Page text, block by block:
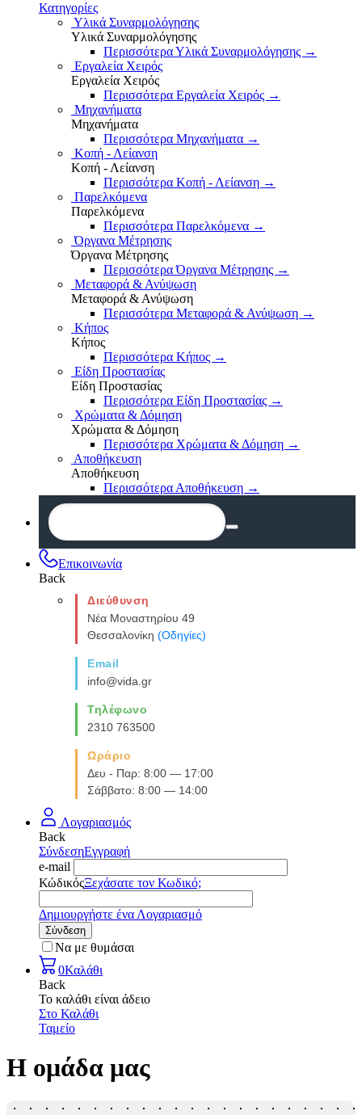
Κατηγορίες
Υλικά Συναρμολόγησης
Υλικά Συναρμολόγησης
Περισσότερα Υλικά Συναρμολόγησης →
Εργαλεία Χειρός
Εργαλεία Χειρός
Περισσότερα Εργαλεία Χειρός →
Μηχανήματα
Μηχανήματα
Περισσότερα Μηχανήματα →
Κοπή - Λείανση
Κοπή - Λείανση
Περισσότερα Κοπή - Λείανση →
Παρελκόμενα
Παρελκόμενα
Περισσότερα Παρελκόμενα →
Όργανα Μέτρησης
Όργανα Μέτρησης
Περισσότερα Όργανα Μέτρησης →
Μεταφορά & Ανύψωση
Μεταφορά & Ανύψωση
Περισσότερα Μεταφορά & Ανύψωση →
Κήπος
Κήπος
Περισσότερα Κήπος →
Είδη Προστασίας
Είδη Προστασίας
Περισσότερα Είδη Προστασίας →
Χρώματα & Δόμηση
Χρώματα & Δόμηση
Περισσότερα Χρώματα & Δόμηση →
Αποθήκευση
Αποθήκευση
Περισσότερα Αποθήκευση →
Επικοινωνία
Back
Διεύθυνση
Νέα Μοναστηρίου 49
Θεσσαλονίκη (Οδηγίες)
Email
info@vida.gr
Τηλέφωνο
2310 763500
Ωράριο
Δευ - Παρ: 8:00 — 17:00
Σάββατο: 8:00 — 14:00
Λογαριασμός
Back
ΣύνδεσηΕγγραφή
e-mail
ΚώδικόςΞεχάσατε τον Κωδικό;
Δημιουργήστε ένα Λογαριασμό
Σύνδεση
Να με θυμάσαι
0Καλάθι
Back
Το καλάθι είναι άδειο
Στο Καλάθι
Ταμείο
Η ομάδα μας